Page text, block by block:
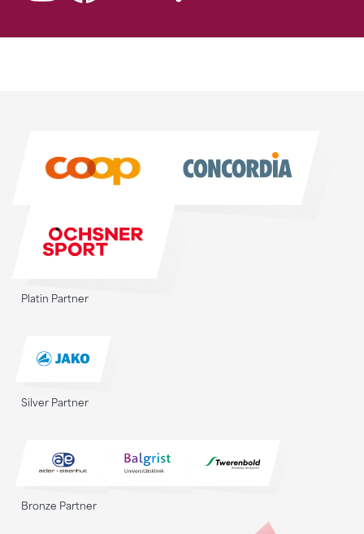
Platin Partner
Silver Partner
Bronze Partner